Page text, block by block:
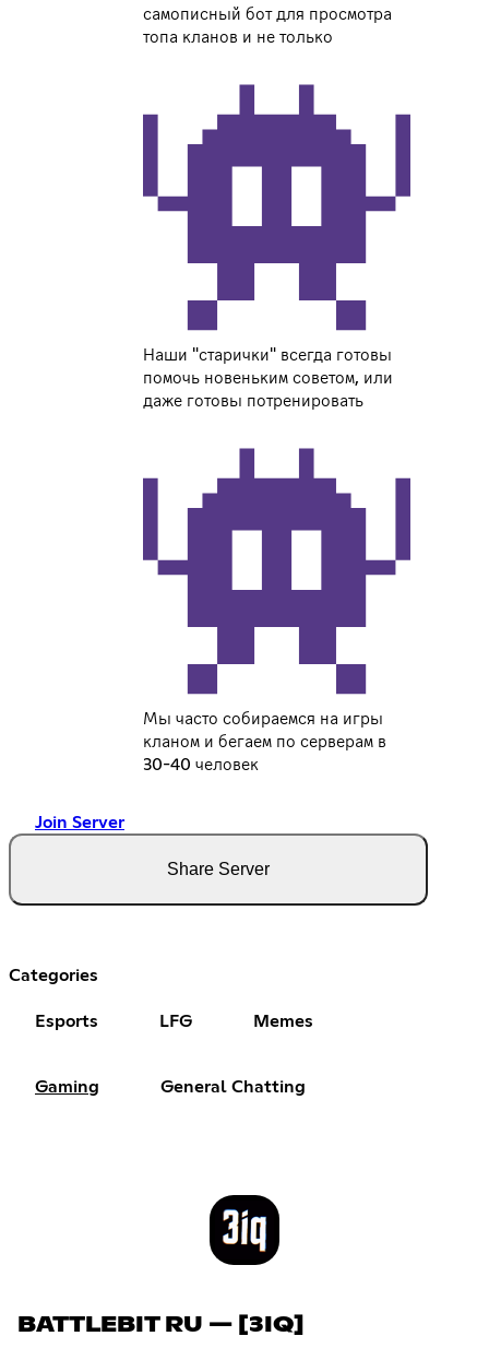
самописный бот для просмотра
топа кланов и не только
Наши "старички" всегда готовы
помочь новеньким советом, или
даже готовы потренировать
Мы часто собираемся на игры
кланом и бегаем по серверам в
30-40 человек
Join Server
Share Server
Categories
Esports LFG Memes
Gaming General Chatting
BATTLEBIT RU — [3IQ]